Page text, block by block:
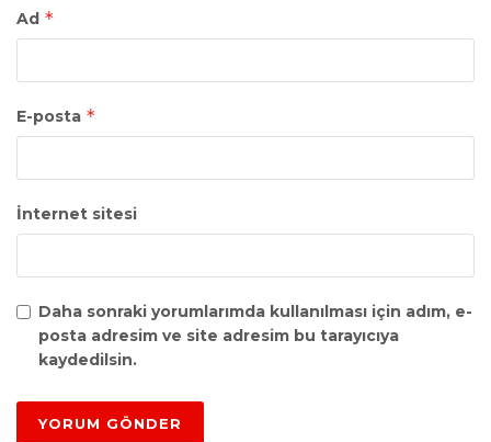
Ad *
E-posta *
İnternet sitesi
Daha sonraki yorumlarımda kullanılması için adım, e-
posta adresim ve site adresim bu tarayıcıya
kaydedilsin.